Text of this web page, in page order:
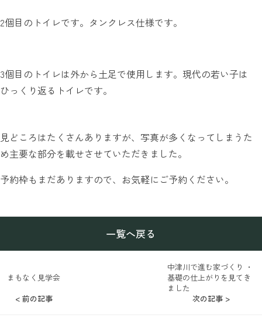
2個目のトイレです。タンクレス仕様です。
3個目のトイレは外から土足で使用します。現代の若い子は
ひっくり返るトイレです。
見どころはたくさんありますが、写真が多くなってしまうた
め主要な部分を載せさせていただきました。
予約枠もまだありますので、お気軽にご予約ください。
< 前の記事
まもなく見学会
一覧へ戻る
中津川で進む家づくり ・
基礎の仕上がりを見てき
ました
次の記事 >